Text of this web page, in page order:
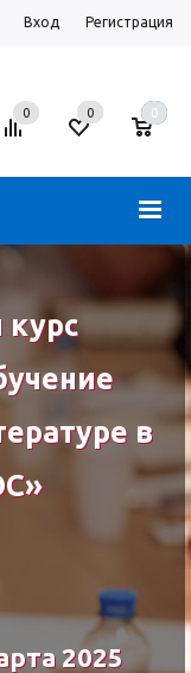
Вход Регистрация
0 0 0
в
2025